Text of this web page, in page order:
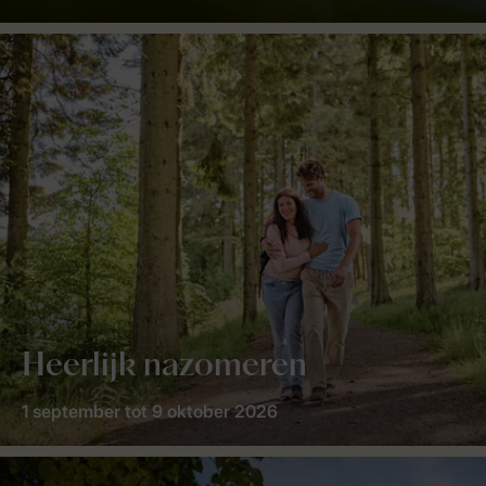
Heerlijk nazomeren
1 september tot 9 oktober 2026